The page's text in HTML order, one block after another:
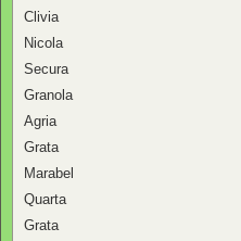
Clivia
Nicola
Secura
Granola
Agria
Grata
Marabel
Quarta
Grata